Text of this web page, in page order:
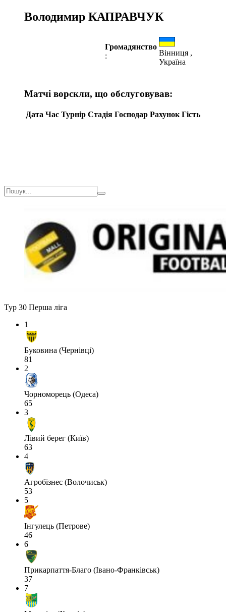
Володимир КАПРАВЧУК
Громадянство
:
Вінниця ,
Україна
Матчі ворскли, що обслуговував:
Дата Час Турнір Стадія Господар Рахунок Гість
Тур 30 Перша ліга
1
Буковина (Чернівці)
81
2
Чорноморець (Одеса)
65
3
Лівий берег (Київ)
63
4
Агробізнес (Волочиськ)
53
5
Інгулець (Петрове)
46
6
Прикарпаття-Благо (Івано-Франківськ)
37
7